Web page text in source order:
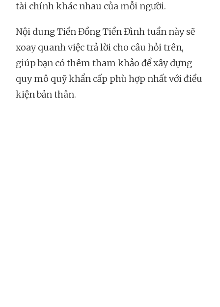
tài chính khác nhau của mỗi người.
Nội dung Tiền Đồng Tiền Đình tuần này sẽ
xoay quanh việc trả lời cho câu hỏi trên,
giúp bạn có thêm tham khảo để xây dựng
quy mô quỹ khẩn cấp phù hợp nhất với điều
kiện bản thân.